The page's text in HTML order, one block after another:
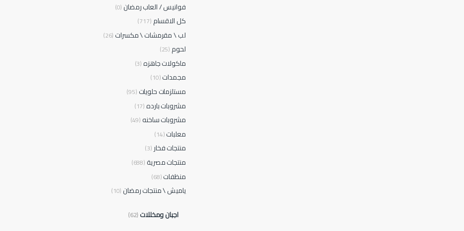
فوانيس / العاب رمضان(0)
كل الاقسام (717)
لب \ مقرمشات \ مكسرات (26)
لحوم (25)
ماكولات جاهزه(3)
مجمدات(10)
مستلزمات حلويات (95)
مشروبات بارده(17)
مشروبات ساخنه(49)
معلبات(14)
منتجات فخار(3)
منتجات مصرية(688)
منظفات(68)
ياميش \ منتجات رمضان(10)
اجبان ومخللات(62)